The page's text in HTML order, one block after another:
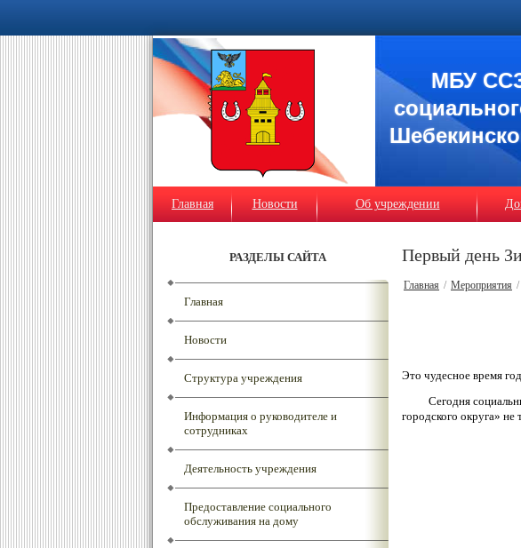
МБУ
Главная Новости Об учреждении
РАЗДЕЛЫ САЙТА
Главная
Новости
Структура учреждения
Информация о руководителе и
сотрудниках
Деятельность учреждения
Предоставление социального
обслуживания на дому
Первый день
Главная / Мероприятия
Это чудесное время
Сегодня
городского округа»